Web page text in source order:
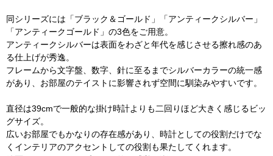
同シリーズには「ブラック＆ゴールド」「アンティークシルバー」
「アンティークゴールド」の3色をご用意。
アンティークシルバーは表面をわざと年代を感じさせる擦れ感のあ
る仕上げが秀逸。
フレームから文字盤、数字、針に至るまでシルバーカラーの統一感
があり、お部屋のテイストに影響されず空間に馴染みやすいです。
直径は39cmで一般的な掛け時計よりも二回りほど大きく感じるビッ
グサイズ。
広いお部屋でもかなりの存在感があり、時計としての役割だけでな
くインテリアのアクセントしての役割も果たしてくれます。